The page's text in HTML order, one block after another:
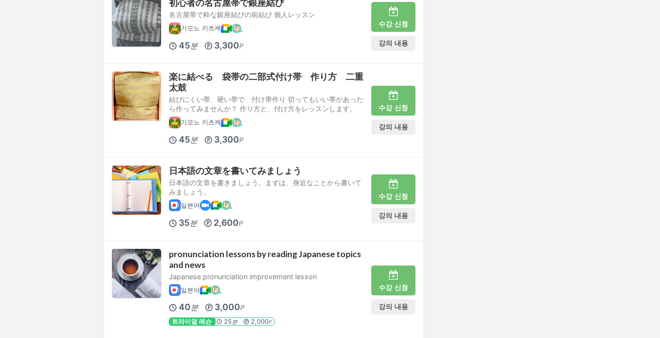
初心者の名古屋帯で銀座結び
名古屋帯で粋な銀座結びの前結び 個人レッスン
기모노 키츠케
45분 3,300P
수강 신청
강의 내용
楽に結べる 袋帯の二部式付け帯 作り方 二重
太鼓
結びにくい帯、硬い帯で 付け帯作り 切ってもいい帯があった
ら作ってみませんか？ 作り方と、付け方をレッスンします。
기모노 키츠케
45분 3,300P
수강 신청
강의 내용
日本語の文章を書いてみましょう
日本語の文章を書きましょう。まずは、身近なことから書いて
みましょう。
일본어
35분 2,600P
수강 신청
강의 내용
pronunciation lessons by reading Japanese topics
and news
Japanese pronunciation improvement lesson
일본어
40분 3,000P
트라이얼 레슨 25분 2,000P
수강 신청
강의 내용